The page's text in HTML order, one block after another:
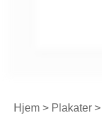
Hjem > Plakater >